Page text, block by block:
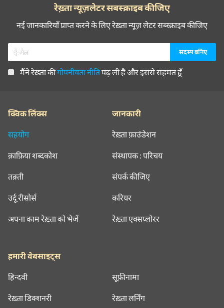
रेख़्ता न्यूज़लेटर सबस्क्राइब कीजिए
नई जानकारियाँ प्राप्त करने के लिए रेख़्ता न्यूज़ लेटर सब्स्क्राइब कीजिए
मैंने रेख़्ता कीगोपनीयता नीतिपढ़ ली है और इससे सहमत हूँ
क्विक लिंक्स
सहयोग
क़ाफ़िया शब्दकोश
तक़्ती
उर्दू रीसोर्स
अपना काम रेख़्ता को भेजें
जानकारी
रेख़्ता फ़ाउंडेशन
संस्थापक : परिचय
संपर्क कीजिए
करियर
रेख़्ता एक्सप्लोरर
हमारी वेबसाइट्स
हिन्दवी सूफ़ीनामा
रेख़्ता डिक्शनरी रेख़्ता लर्निंग